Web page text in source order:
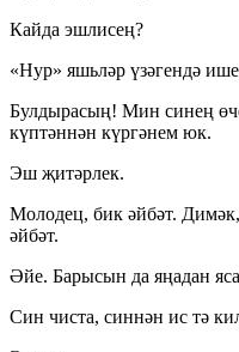
Кайда эшлисең?
«Нур» яшьләр үзәгендә
Булдырасың! Мин синең
күптәннән күргәнем юк.
Эш җитәрлек.
Молодец, бик әйбәт.
әйбәт.
Әйе. Барысын да яңадан
Син чиста, синнән ис тә